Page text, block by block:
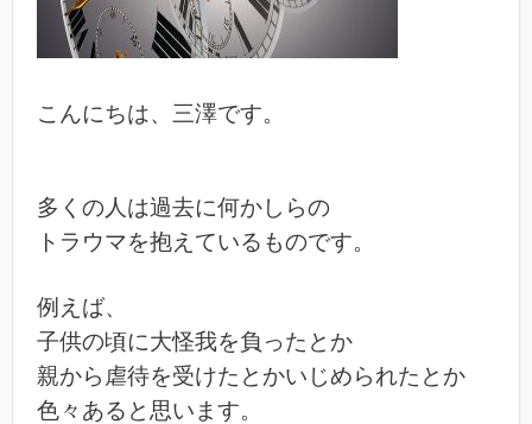
こんにちは、三澤です。
多くの人は過去に何かしらの
トラウマを抱えているものです。
例えば、
子供の頃に大怪我を負ったとか
親から虐待を受けたとかいじめられたとか
色々あると思います。